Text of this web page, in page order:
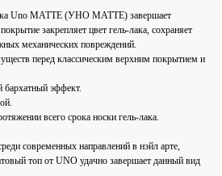
Uno MATTE (УНО МАТТЕ) завершает
закрепляет цвет гель-лака, сохраняет
механических повреждений.
перед классическим верхним покрытием и
эффект.
всего срока носки гель-лака.
современных направлений в нэйл арте,
топ от UNO удачно завершает данный вид